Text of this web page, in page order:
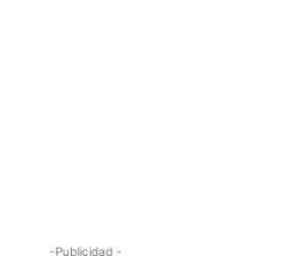
-Publicidad -